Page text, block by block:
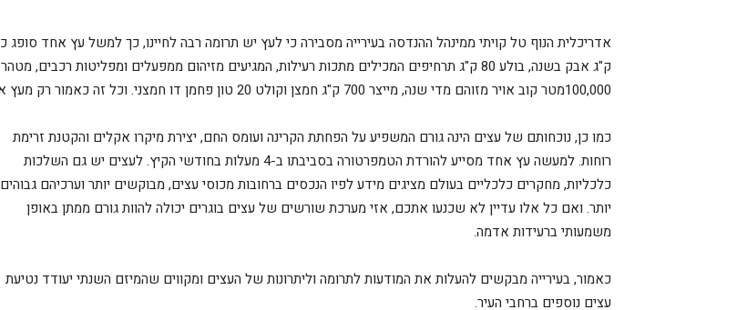
ק"ג אבק בשנה, בולע 80 ק"ג תרחיפים המכילים מתכות רעילות, המגיעים מזיהום ממפעלים ומפליטות רכבים, מטהר
100,000מטר קוב אויר מזוהם מדי שנה, מייצר 700 ק"ג חמצן וקולט 20 טון פחמן דו חמצני. וכל זה כאמור רק מעץ אחד.
כמו כן, נוכחותם של עצים הינה גורם המשפיע על הפחתת הקרינה ועומס החם, יצירת מיקרו אקלים והקטנת זרימת
רוחות. למעשה עץ אחד מסייע להורדת הטמפרטורה בסביבתו ב-4 מעלות בחודשי הקיץ. לעצים יש גם השלכות
כלכליות, מחקרים כלכליים בעולם מציגים מידע לפיו הנכסים ברחובות מכוסי עצים, מבוקשים יותר וערכיהם גבוהים
יותר. ואם כל אלו עדיין לא שכנעו אתכם, אזי מערכת שורשים של עצים בוגרים יכולה להוות גורם ממתן באופן
משמעותי ברעידות אדמה.
כאמור, בעירייה מבקשים להעלות את המודעות לתרומה וליתרונות של העצים ומקווים שהמיזם השנתי יעודד נטיעת
עצים נוספים ברחבי העיר.